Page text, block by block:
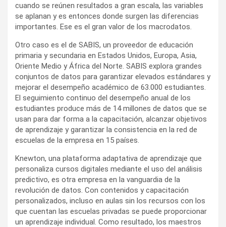
cuando se reúnen resultados a gran escala, las variables
se aplanan y es entonces donde surgen las diferencias
importantes. Ese es el gran valor de los macrodatos.
Otro caso es el de SABIS, un proveedor de educación
primaria y secundaria en Estados Unidos, Europa, Asia,
Oriente Medio y África del Norte. SABIS explora grandes
conjuntos de datos para garantizar elevados estándares y
mejorar el desempeño académico de 63.000 estudiantes.
El seguimiento continuo del desempeño anual de los
estudiantes produce más de 14 millones de datos que se
usan para dar forma a la capacitación, alcanzar objetivos
de aprendizaje y garantizar la consistencia en la red de
escuelas de la empresa en 15 países.
Knewton, una plataforma adaptativa de aprendizaje que
personaliza cursos digitales mediante el uso del análisis
predictivo, es otra empresa en la vanguardia de la
revolución de datos. Con contenidos y capacitación
personalizados, incluso en aulas sin los recursos con los
que cuentan las escuelas privadas se puede proporcionar
un aprendizaje individual. Como resultado, los maestros